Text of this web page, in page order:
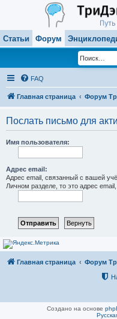
Статьи Форум
FAQ
Главная страница Форум
Послать письмо для
Имя пользователя:
Адрес email:
Адрес email, связанный с вашей
Личном разделе, то это адрес
Главная страница Форум
Создано на основе